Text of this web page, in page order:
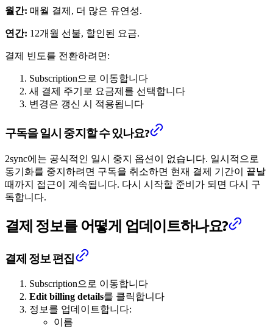
월간: 매월 결제, 더 많은 유연성.
연간: 12개월 선불, 할인된 요금.
결제 빈도를 전환하려면:
Subscription으로 이동합니다
새 결제 주기로 요금제를 선택합니다
변경은 갱신 시 적용됩니다
구독을 일시 중지할 수 있나요?
2sync에는 공식적인 일시 중지 옵션이 없습니다. 일시적으로
동기화를 중지하려면 구독을 취소하면 현재 결제 기간이 끝날
때까지 접근이 계속됩니다. 다시 시작할 준비가 되면 다시 구
독합니다.
결제 정보를 어떻게 업데이트하나요?
결제 정보 편집
Subscription으로 이동합니다
Edit billing details를 클릭합니다
정보를 업데이트합니다:
이름